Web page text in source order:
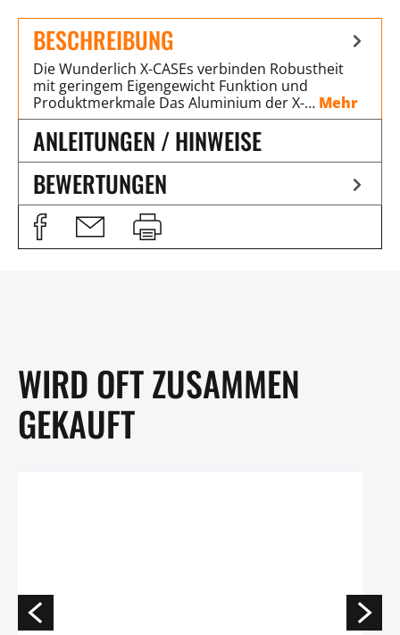
BESCHREIBUNG
Die Wunderlich X-CASEs verbinden Robustheit
mit geringem Eigengewicht Funktion und
Produktmerkmale Das Aluminium der X-… Mehr
ANLEITUNGEN / HINWEISE
BEWERTUNGEN
WIRD OFT ZUSAMMEN
GEKAUFT